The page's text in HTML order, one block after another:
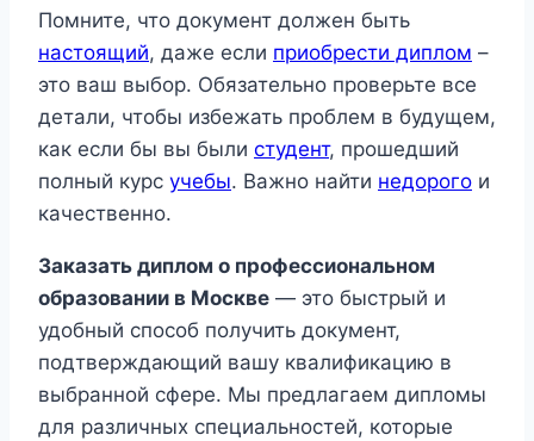
Помните, что документ должен быть
настоящий, даже если приобрести диплом –
это ваш выбор. Обязательно проверьте все
детали, чтобы избежать проблем в будущем,
как если бы вы были студент, прошедший
полный курс учебы. Важно найти недорого и
качественно.
Заказать диплом о профессиональном
образовании в Москве — это быстрый и
удобный способ получить документ,
подтверждающий вашу квалификацию в
выбранной сфере. Мы предлагаем дипломы
для различных специальностей, которые